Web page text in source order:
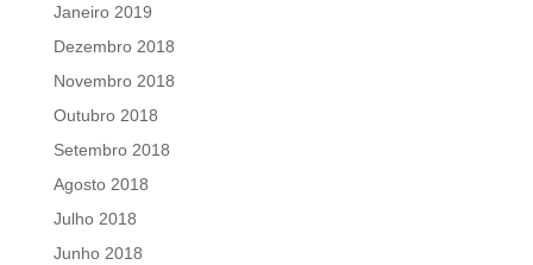
Janeiro 2019
Dezembro 2018
Novembro 2018
Outubro 2018
Setembro 2018
Agosto 2018
Julho 2018
Junho 2018